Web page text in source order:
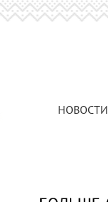
НОВОСТИ